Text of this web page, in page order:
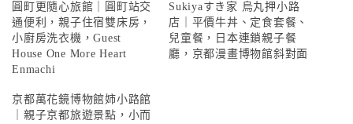
圓町更隨心旅館｜圓町站交
通便利，親子住宿雙床房，
小廚房洗衣機，Guest
House One More Heart
Enmachi
Sukiyaすき家 烏丸押小路
店｜平價牛丼、定食套餐、
兒童餐，日本連鎖親子餐
廳，京都漫畫博物館斜對面
京都萬花鏡博物館姉小路館
｜親子京都旅遊景點，小而